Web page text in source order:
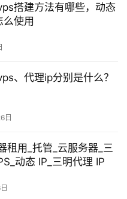
搭建方法有哪些，动态
使用
、代理ip分别是什么？
日
租用_托管_云服务器_三
动态 IP_三明代理 IP